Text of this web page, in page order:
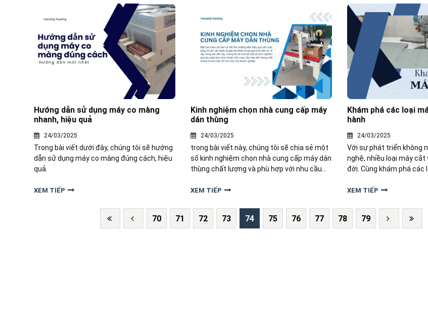
Hướng dẫn sử dụng máy co màng
nhanh, hiệu quả
24/03/2025
Trong bài viết dưới đây, chúng tôi sẽ hướng
dẫn sử dụng máy co màng đúng cách, hiệu
quả.
XEM TIẾP
Kinh nghiệm chọn nhà cung cấp máy
dán thùng
24/03/2025
trong bài viết này, chúng tôi sẽ chia sẻ một
số kinh nghiệm chọn nhà cung cấp máy dán
thùng chất lượng và phù hợp với nhu cầu
XEM TIẾP
Khám phá các loại
hành
24/03/2025
Với sự phát triển không
nghệ, nhiều loại máy cắt
đời. Cùng khám phá các
XEM TIẾP
70 71 72 73 74 75 76 77 78 79